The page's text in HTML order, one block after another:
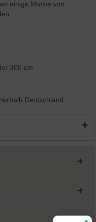
einige Motive von
300 cm
Deutschland